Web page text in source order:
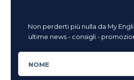
Non perderti più nulla da My
ultime news - consigli -